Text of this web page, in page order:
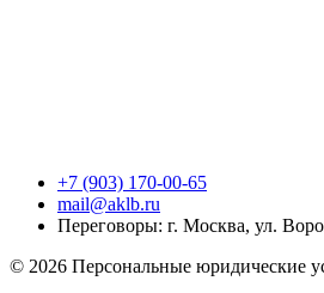
+7 (903) 170-00-65
mail@aklb.ru
Переговоры: г. Москва, ул.
© 2026 Персональные юридические